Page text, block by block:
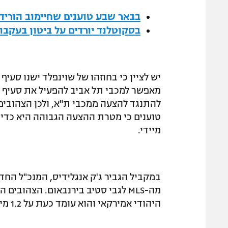
בבאר שבע טוענים שחיימוב
בסקוטלנד יורדים על ביטון
מאפשר למכבי תל אביב להפעיל את
להתנגד להצעה ממכבי ת"א, ולכן
טוענים כי מטרת ההצעה הגבוהה היא
מיידי.
במקביל הגביר ג'ק אנגלידיס, המנכ"ל
מה-MLS לגבי סטיב בירנבאום.
היהודי אמירקאי והוא עומד כעת על 1.2 מיליון דולר.